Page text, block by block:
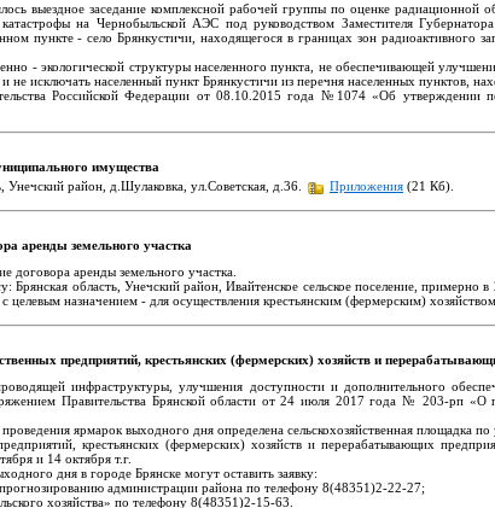
выездное заседание комплексной рабочей группы по оценке
катастрофы на Чернобыльской АЭС под руководством Заместителя
пункте - село Брянкустичи, находящегося в границах зон радиоактивного
- экологической структуры населенного пункта, не обеспечивающей
не исключать населенный пункт Брянкустичи из перечня населенных пунктов,
Российской Федерации от 08.10.2015 года №1074 «Об утверждении
имущества
район, д.Шулаковка, ул.Советская, д.36.
Приложения (21 Кб).
аренды земельного участка
договора аренды земельного участка.
Брянская область, Унечский район, Ивайтенское сельское поселение,
с целевым назначением - для осуществления крестьянским (фермерским)
предприятий, крестьянских (фермерских) хозяйств и
инфраструктуры, улучшения доступности и дополнительного
Правительства Брянской области от 24 июля 2017 года № 203-рп
ярмарок выходного дня определена сельскохозяйственная площадка по
крестьянских (фермерских) хозяйств и перерабатывающих
и 14 октября т.г.
дня в городе Брянске могут оставить заявку:
администрации района по телефону 8(48351)2-22-27;
хозяйства» по телефону 8(48351)2-15-63.